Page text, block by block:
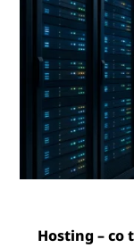
Hosting – co